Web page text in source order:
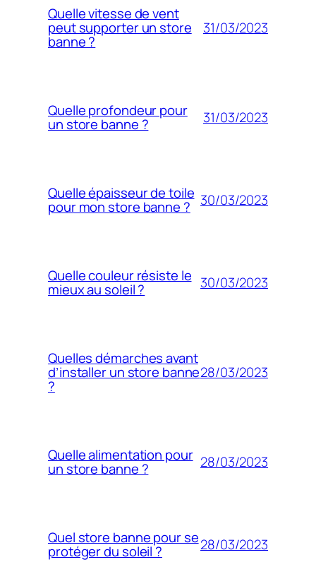
Quelle vitesse de vent
peut supporter un store
banne ?
31/03/2023
Quelle profondeur pour
un store banne ? 31/03/2023
Quelle épaisseur de toile
pour mon store banne ? 30/03/2023
Quelle couleur résiste le
mieux au soleil ? 30/03/2023
Quelles démarches avant
d’installer un store banne
?
28/03/2023
Quelle alimentation pour
un store banne ? 28/03/2023
Quel store banne pour se
protéger du soleil ? 28/03/2023